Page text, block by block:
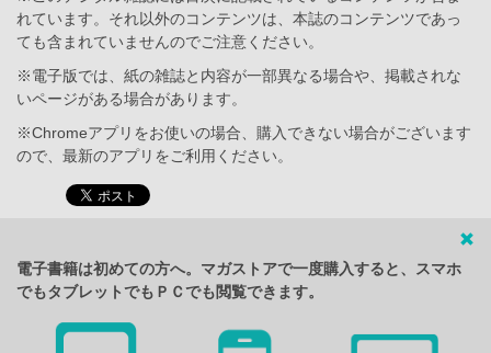
れています。それ以外のコンテンツは、本誌のコンテンツであっ
ても含まれていませんのでご注意ください。
※電子版では、紙の雑誌と内容が一部異なる場合や、掲載されな
いページがある場合があります。
※Chromeアプリをお使いの場合、購入できない場合がございます
ので、最新のアプリをご利用ください。
電子書籍は初めての方へ。マガストアで一度購入すると、スマホ
でもタブレットでもＰＣでも閲覧できます。